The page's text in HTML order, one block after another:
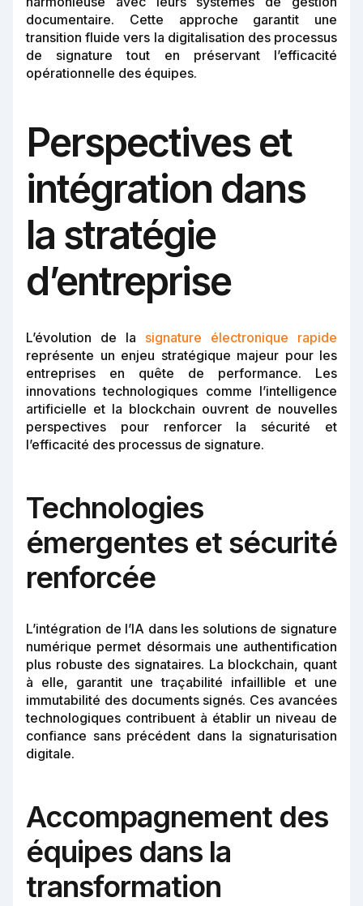
documentaire. Cette approche garantit une
transition fluide vers la digitalisation des processus
de signature tout en préservant l’efficacité
opérationnelle des équipes.
Perspectives et
intégration dans
la stratégie
d’entreprise
L’évolution de la signature électronique rapide
représente un enjeu stratégique majeur pour les
entreprises en quête de performance. Les
innovations technologiques comme l’intelligence
artificielle et la blockchain ouvrent de nouvelles
perspectives pour renforcer la sécurité et
l’efficacité des processus de signature.
Technologies
émergentes et sécurité
renforcée
L’intégration de l’IA dans les solutions de signature
numérique permet désormais une authentification
plus robuste des signataires. La blockchain, quant
à elle, garantit une traçabilité infaillible et une
immutabilité des documents signés. Ces avancées
technologiques contribuent à établir un niveau de
confiance sans précédent dans la signaturisation
digitale.
Accompagnement des
équipes dans la
transformation